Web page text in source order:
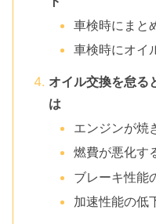
車検時にまと
車検時にオイ
オイル交換を怠る
は
エンジンが焼
燃費が悪化す
ブレーキ性能
加速性能の低